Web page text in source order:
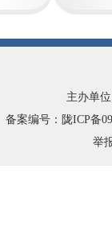
主办单
备案编号：陇ICP备
举